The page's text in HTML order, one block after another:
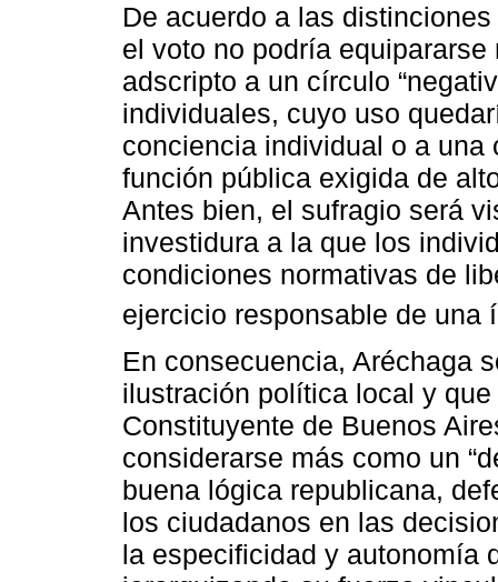
De acuerdo a las
el voto no podría
adscripto a un círculo
individuales, cuyo uso
conciencia individual o a una
función pública exigida de
Antes bien, el sufragio será
investidura a la que los
condiciones normativas de
ejercicio responsable de una
En consecuencia, Aréchaga
ilustración política local y
Constituyente de Buenos
considerarse más como un
buena lógica republicana,
los ciudadanos en las
la especificidad y autonomía